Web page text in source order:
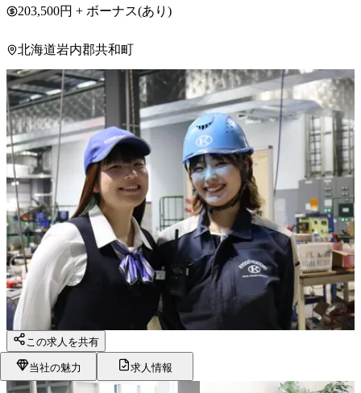
203,500円 + ボーナス(あり)
北海道岩内郡共和町
この求人を共有
当社の魅力 求人情報